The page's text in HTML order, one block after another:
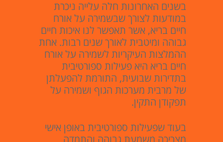
בשנים האחרונות חלה עלייה ניכרת
במודעות לצורך שבשמירה על אורח
חיים בריא, אשר תאפשר לנו איכות חיים
גבוהה ומיטבית לאורך שנים רבות. אחת
ההמלצות העיקריות לשמירה על אורח
חיים בריא היא פעילות ספורטיבית
בתדירות שבועית, התורמת להפעלתן
של מרבית מערכות הגוף ושמירה על
תפקודן התקין.
בעוד שפעילות ספורטיבית באופן אישי